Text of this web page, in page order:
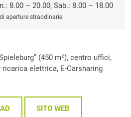
8.00 – 20.00, Sab.: 8.00 – 18.00
aperture straodinarie
(450 m²), centro uffici,
elettrica, E-Carsharing
SITO WEB